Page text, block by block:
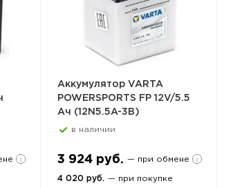
Аккумулятор VARTA
POWERSPORTS FP 12V/5.5
Ач (12N5.5A-3B)
в наличии
3 924 руб. — при обмене
4 020 руб. — при покупке